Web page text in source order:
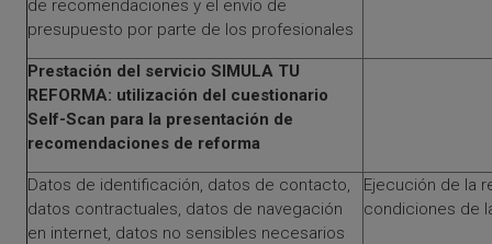
de recomendaciones y el envío de
presupuesto por parte de los profesionales
Prestación del servicio SIMULA TU
REFORMA: utilización del cuestionario
Self-Scan para la presentación de
recomendaciones de reforma
Datos de identificación, datos de contacto,
datos contractuales, datos de navegación
en internet, datos no sensibles necesarios
Ejecución de la
condiciones de